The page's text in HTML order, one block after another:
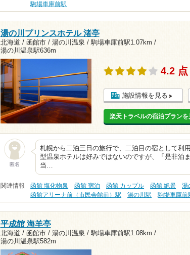
駒場車庫前駅
湯の川プリンスホテル 渚亭
北海道 / 函館市 / 湯の川温泉 /駒場車庫前駅1.07km /
湯の川温泉駅636m
4.2 点
施設情報を見る
楽天トラベルの宿泊プランを
匿名
札幌から二泊三日の旅行で、二泊目の宿として利
型温泉ホテルは好みではないのですが、「是非泊
当…
関連情報 函館 塩化物泉 函館 宿泊 函館 カップル 函館 絶景
湯
函館アリーナ前（市民会館前）駅
湯の川駅 駒場車庫前
平成館 海羊亭
北海道 / 函館市 / 湯の川温泉 /駒場車庫前駅1.08km /
湯の川温泉駅582m